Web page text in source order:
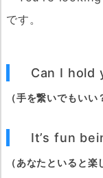
です。
Can I hold
（手を繋いでもいい
It’s fun
（あなたといると楽